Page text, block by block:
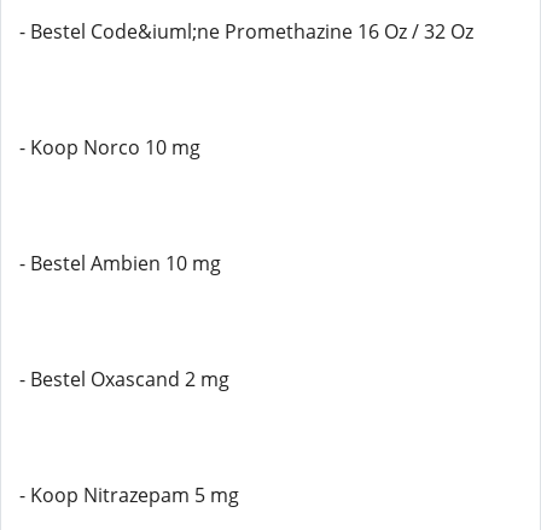
- Bestel Code&iuml;ne Promethazine 16 Oz / 32 Oz
- Koop Norco 10 mg
- Bestel Ambien 10 mg
- Bestel Oxascand 2 mg
- Koop Nitrazepam 5 mg